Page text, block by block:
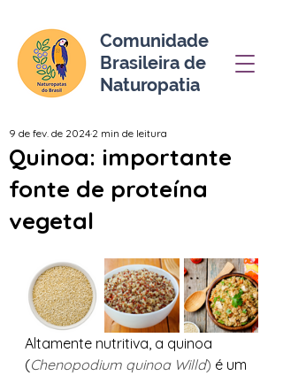
Comunidade
Brasileira de
Naturopatia
Quinoa: importante
fonte de proteína
vegetal
9 de fev. de 2024 2 min de leitura
Altamente nutritiva, a quinoa
(Chenopodium quinoa Willd) é um